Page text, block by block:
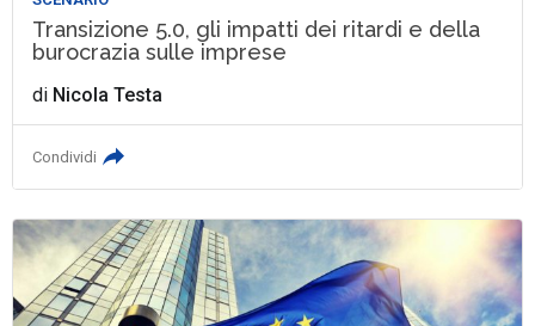
Transizione 5.0, gli impatti dei ritardi e della
burocrazia sulle imprese
di Nicola Testa
Condividi